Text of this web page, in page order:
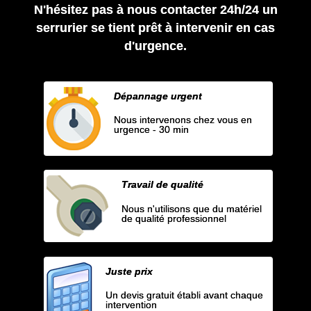
N'hésitez pas à nous contacter 24h/24 un
serrurier se tient prêt à intervenir en cas
d'urgence.
Dépannage urgent
Nous intervenons chez vous en
urgence - 30 min
Travail de qualité
Nous n'utilisons que du matériel
de qualité professionnel
Juste prix
Un devis gratuit établi avant chaque
intervention